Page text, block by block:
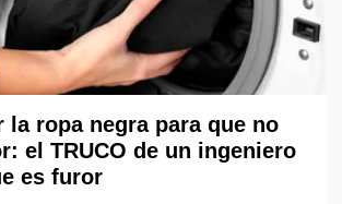
la ropa negra para que no
el TRUCO de un ingeniero
es furor